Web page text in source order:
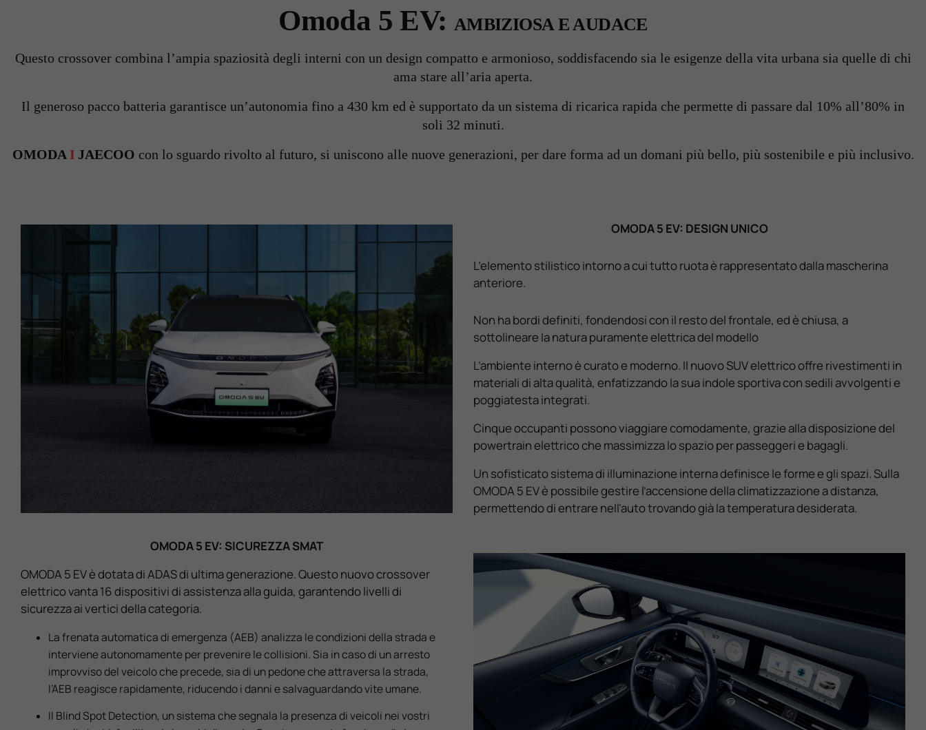
Omoda 5 EV: AMBIZIOSA E AUDACE
Questo crossover combina l’ampia spaziosità degli interni con un design compatto e armonioso, soddisfacendo sia le esigenze della vita urbana sia quelle di chi
ama stare all’aria aperta.
Il generoso pacco batteria garantisce un’autonomia fino a 430 km ed è supportato da un sistema di ricarica rapida che permette di passare dal 10% all’80% in
soli 32 minuti.
OMODA I JAECOO con lo sguardo rivolto al futuro, si uniscono alle nuove generazioni, per dare forma ad un domani più bello, più sostenibile e più inclusivo.
OMODA 5 EV: DESIGN UNICO
L’elemento stilistico intorno a cui tutto ruota è rappresentato dalla mascherina
anteriore.
Non ha bordi definiti, fondendosi con il resto del frontale, ed è chiusa, a
sottolineare la natura puramente elettrica del modello
L’ambiente interno è curato e moderno. Il nuovo SUV elettrico offre rivestimenti in
materiali di alta qualità, enfatizzando la sua indole sportiva con sedili avvolgenti e
poggiatesta integrati.
Cinque occupanti possono viaggiare comodamente, grazie alla disposizione del
powertrain elettrico che massimizza lo spazio per passeggeri e bagagli.
Un sofisticato sistema di illuminazione interna definisce le forme e gli spazi. Sulla
OMODA 5 EV è possibile gestire l’accensione della climatizzazione a distanza,
permettendo di entrare nell’auto trovando già la temperatura desiderata.
OMODA 5 EV: SICUREZZA SMAT
OMODA 5 EV è dotata di ADAS di ultima generazione. Questo nuovo crossover
elettrico vanta 16 dispositivi di assistenza alla guida, garantendo livelli di
sicurezza ai vertici della categoria.
La frenata automatica di emergenza (AEB) analizza le condizioni della strada e
interviene autonomamente per prevenire le collisioni. Sia in caso di un arresto
improvviso del veicolo che precede, sia di un pedone che attraversa la strada,
l’AEB reagisce rapidamente, riducendo i danni e salvaguardando vite umane.
Il Blind Spot Detection, un sistema che segnala la presenza di veicoli nei vostri